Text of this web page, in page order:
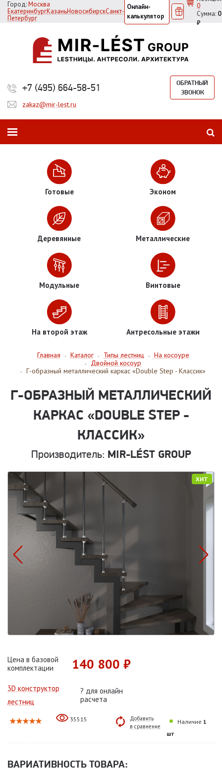
Город:Москва
ЕкатеринбургКазаньНовосибирскСанкт-
Петербург
Онлайн-
калькулятор
0
Сумма: 0
₽
+7 (495) 664-58-51
ОБРАТНЫЙ
ЗВОНОК
zakaz@mir-lest.ru
Готовые Эконом
Деревянные Металлические
Модульные Винтовые
На второй этаж Антресольные этажи
Главная - Каталог - Типы лестниц - На косоуре
- Двойной косоур
- Г-образный металлический каркас «Double Step - Классик»
Г-ОБРАЗНЫЙ МЕТАЛЛИЧЕСКИЙ
КАРКАС «DOUBLE STEP -
КЛАССИК»
Производитель: MIR-LÉST GROUP
ХИТ
Цена в базовой
комплектации
140 800 ₽
3D конструктор
лестниц
? для онлайн
расчета
35515
Добавить
в сравнение
Наличие 1
шт
ВАРИАТИВНОСТЬ ТОВАРА: